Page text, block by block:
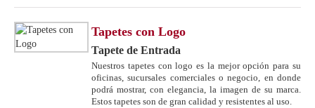
Tapetes con Logo
Tapete de Entrada
Nuestros tapetes con logo es la mejor opción para su
oficinas, sucursales comerciales o negocio, en donde
podrá mostrar, con elegancia, la imagen de su marca.
Estos tapetes son de gran calidad y resistentes al uso.